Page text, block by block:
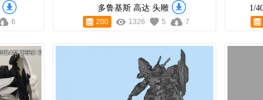
6
多鲁基斯 高达 头雕
200 1326 5 7